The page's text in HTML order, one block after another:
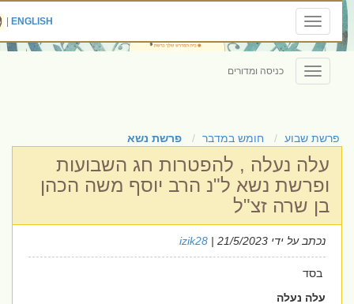
Toggle
navigation
ENGLISH
|
Toggle
navigation
כניסה ומדורים
פרשת שבוע חומש במדבר פרשת נשא
עלה נעלה , להפטרות חג השבועות
ופרשת נשא ל"נ הרב יוסף משה הכהן
בן שרה זצ"ל
נכתב על ידי izik28| 21/5/2023
בסד
עלה נעלה